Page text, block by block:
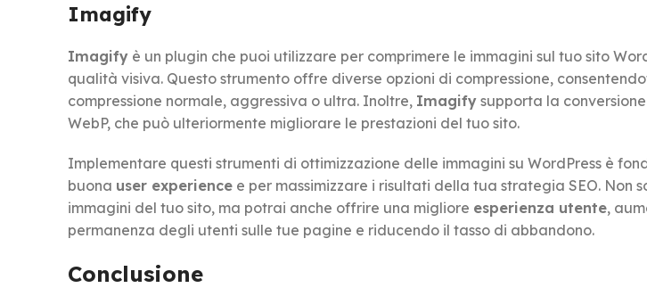
Imagify
Imagify è un plugin che puoi utilizzare per comprimere le immagini sul tuo sito
qualità visiva. Questo strumento offre diverse opzioni di compressione,
compressione normale, aggressiva o ultra. Inoltre, Imagify supporta la
WebP, che può ulteriormente migliorare le prestazioni del tuo sito.
Implementare questi strumenti di ottimizzazione delle immagini su WordPress è
buona user experience e per massimizzare i risultati della tua strategia SEO. Non
immagini del tuo sito, ma potrai anche offrire una migliore esperienza utente,
permanenza degli utenti sulle tue pagine e riducendo il tasso di abbandono.
Conclusione